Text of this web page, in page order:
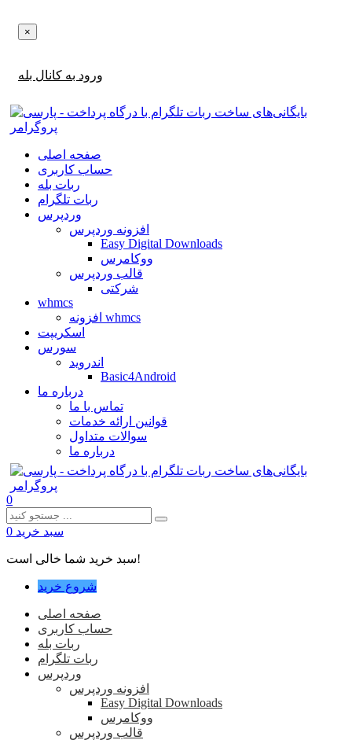
×
ورود به کانال بله
صفحه اصلی
حساب کاربری
ربات بله
ربات تلگرام
وردپرس
افزونه وردپرس
Easy Digital Downloads
ووکامرس
قالب وردپرس
شرکتی
whmcs
افزونه whmcs
اسکریپت
سورس
اندروید
Basic4Android
درباره ما
تماس با ما
قوانین ارائه خدمات
سوالات متداول
درباره ما
0
سبد خرید 0
سبد خرید شما خالی است!
شروع خرید
صفحه اصلی
حساب کاربری
ربات بله
ربات تلگرام
وردپرس
افزونه وردپرس
Easy Digital Downloads
ووکامرس
قالب وردپرس